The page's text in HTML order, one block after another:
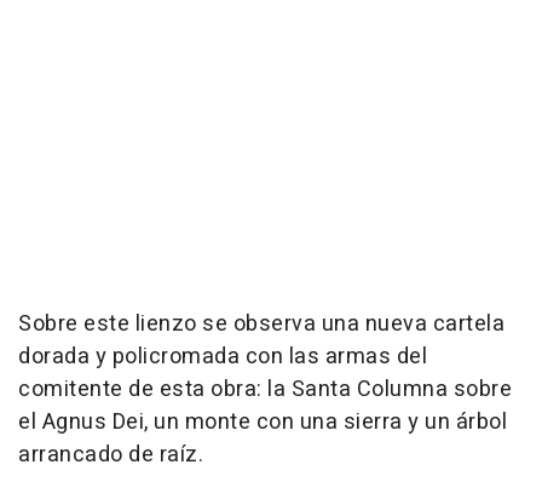
Sobre este lienzo se observa una nueva cartela
dorada y policromada con las armas del
comitente de esta obra: la Santa Columna sobre
el Agnus Dei, un monte con una sierra y un árbol
arrancado de raíz.